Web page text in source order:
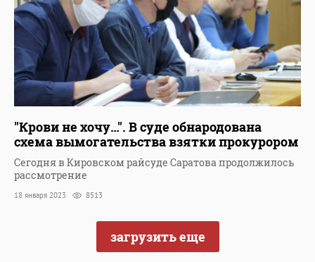
"Крови не хочу…". В суде обнародована
схема вымогательства взятки прокурором
Сегодня в Кировском райсуде Саратова продолжилось
рассмотрение
18 января 2023 8513
загрузить еще